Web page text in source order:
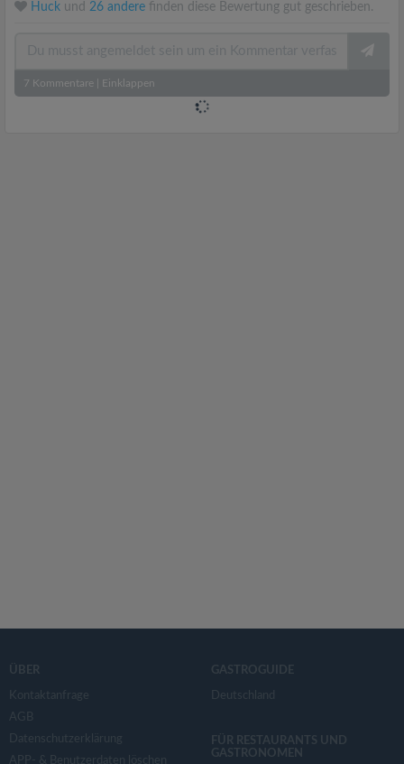
Huck und 26 andere finden diese Bewertung gut geschrieben.
7 Kommentare Einklappen
ÜBER
Kontaktanfrage
AGB
Datenschutzerklärung
APP- & Benutzerdaten löschen
GASTROGUIDE
Deutschland
FÜR RESTAURANTS UND
GASTRONOMEN